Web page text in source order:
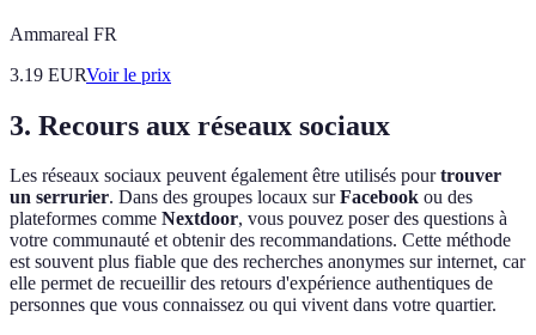
Ammareal FR
3.19 EURVoir le prix
3. Recours aux réseaux sociaux
Les réseaux sociaux peuvent également être utilisés pourtrouver
un serrurier. Dans des groupes locaux surFacebook ou des
plateformes comme Nextdoor, vous pouvez poser des questions à
votre communauté et obtenir des recommandations. Cette méthode
est souvent plus fiable que des recherches anonymes sur internet, car
elle permet de recueillir des retours d'expérience authentiques de
personnes que vous connaissez ou qui vivent dans votre quartier.